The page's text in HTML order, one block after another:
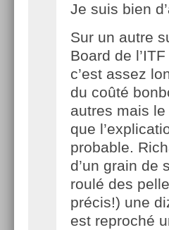
Je suis bien
Sur un autre
Board de
c’est assez
du coûté
autres mais
que
probable.
d’un grain de
roulé des
précis!) une
est reproché